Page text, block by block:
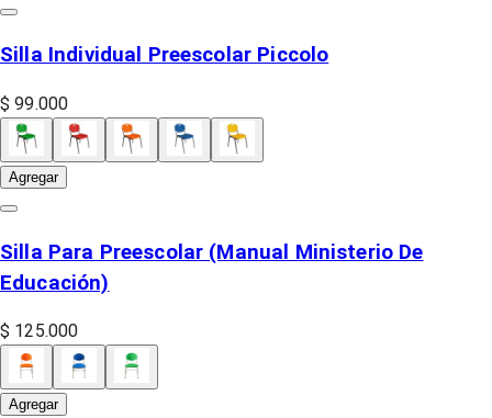
Silla Individual Preescolar Piccolo
$ 99.000
Agregar
Silla Para Preescolar (Manual Ministerio De
Educación)
$ 125.000
Agregar